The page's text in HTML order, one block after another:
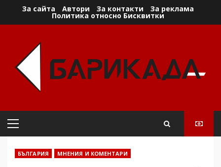
За сайта Автори За контакти За реклама
Политика относно Бисквитки
Primary
БЪЛГАРИЯ МНЕНИЯ И КОМЕНТАРИ